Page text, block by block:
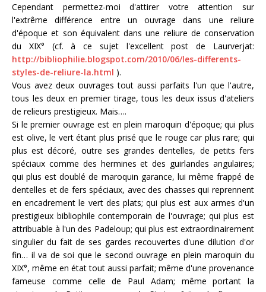
Cependant permettez-moi d'attirer votre attention sur
l'extrême différence entre un ouvrage dans une reliure
d'époque et son équivalent dans une reliure de conservation
du XIX° (cf. à ce sujet l'excellent post de Laurverjat:
http://bibliophilie.blogspot.com/2010/06/les-differents-
styles-de-reliure-la.html ).
Vous avez deux ouvrages tout aussi parfaits l'un que l'autre,
tous les deux en premier tirage, tous les deux issus d'ateliers
de relieurs prestigieux. Mais….
Si le premier ouvrage est en plein maroquin d'époque; qui plus
est olive, le vert étant plus prisé que le rouge car plus rare; qui
plus est décoré, outre ses grandes dentelles, de petits fers
spéciaux comme des hermines et des guirlandes angulaires;
qui plus est doublé de maroquin garance, lui même frappé de
dentelles et de fers spéciaux, avec des chasses qui reprennent
en encadrement le vert des plats; qui plus est aux armes d'un
prestigieux bibliophile contemporain de l'ouvrage; qui plus est
attribuable à l'un des Padeloup; qui plus est extraordinairement
singulier du fait de ses gardes recouvertes d'une dilution d'or
fin… il va de soi que le second ouvrage en plein maroquin du
XIX°, même en état tout aussi parfait; même d'une provenance
fameuse comme celle de Paul Adam; même portant la